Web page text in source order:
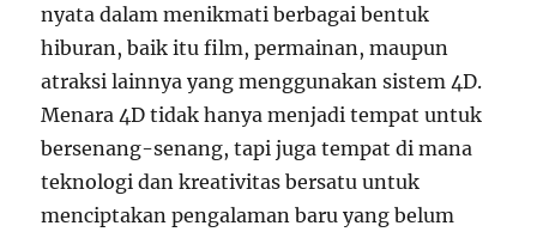
nyata dalam menikmati berbagai bentuk
hiburan, baik itu film, permainan, maupun
atraksi lainnya yang menggunakan sistem 4D.
Menara 4D tidak hanya menjadi tempat untuk
bersenang-senang, tapi juga tempat di mana
teknologi dan kreativitas bersatu untuk
menciptakan pengalaman baru yang belum